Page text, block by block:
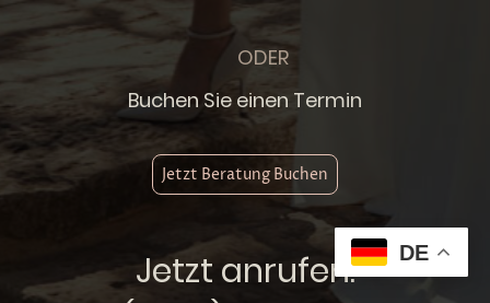
ODER
Buchen Sie einen Termin
Jetzt Beratung Buchen
Jetzt anrufen:
DE